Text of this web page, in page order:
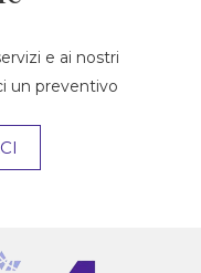
e ai nostri
un preventivo